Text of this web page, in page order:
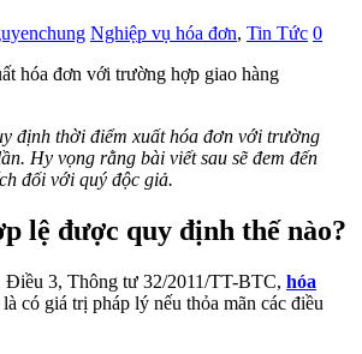
Nghiệp vụ hóa đơn, Tin Tức 0
định thời điểm xuất hóa đơn với trường
Hy vọng rằng bài viết sau sẽ đem đến
đối với quý độc giả.
lệ được quy định thế nào?
Điều 3, Thông tư 32/2011/TT-BTC, hóa
có giá trị pháp lý nếu thỏa mãn các điều